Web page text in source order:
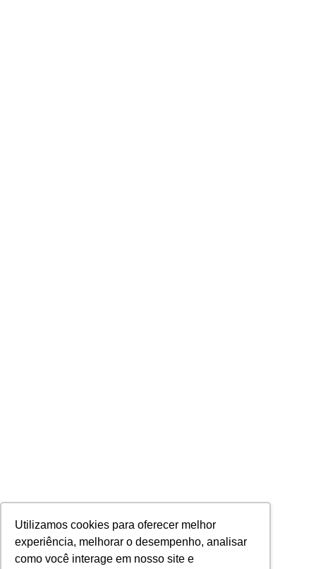
Utilizamos cookies para oferecer melhor
experiência, melhorar o desempenho, analisar
como você interage em nosso site e